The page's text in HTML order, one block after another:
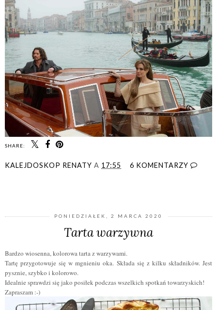
SHARE:
KALEJDOSKOP RENATY A 17:55 6 KOMENTARZY
PONIEDZIAŁEK, 2 MARCA 2020
Tarta warzywna
Bardzo wiosenna, kolorowa tarta z warzywami.
Tartę przygotowuje się w mgnieniu oka. Składa się z kilku składników. Jest
pysznie, szybko i kolorowo.
Idealnie sprawdzi się jako posiłek podczas wszelkich spotkań towarzyskich!
Zapraszam :-)